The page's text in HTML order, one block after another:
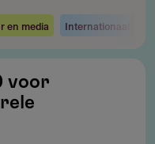
en media Internationaal
voor